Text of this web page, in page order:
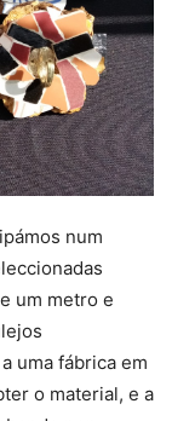
num
um metro e
uma fábrica em
o material, e a